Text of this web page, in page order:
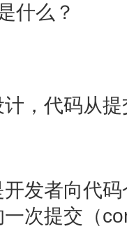
什么？
，代码从
发者向代
次提交（